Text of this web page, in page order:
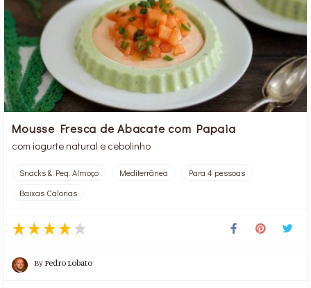
Mousse Fresca de Abacate com Papaia
com iogurte natural e cebolinho
Snacks & Peq. Almoço Mediterrânea
Para 4 pessoas
Baixas Calorias
ByPedro Lobato